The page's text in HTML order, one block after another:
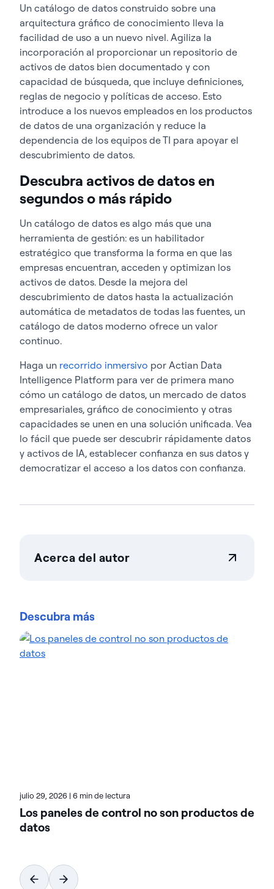
Un catálogo de datos construido sobre una
arquitectura gráfico de conocimiento lleva la
facilidad de uso a un nuevo nivel. Agiliza la
incorporación al proporcionar un repositorio de
activos de datos bien documentado y con
capacidad de búsqueda, que incluye definiciones,
reglas de negocio y políticas de acceso. Esto
introduce a los nuevos empleados en los productos
de datos de una organización y reduce la
dependencia de los equipos de TI para apoyar el
descubrimiento de datos.
Descubra activos de datos en
segundos o más rápido
Un catálogo de datos es algo más que una
herramienta de gestión: es un habilitador
estratégico que transforma la forma en que las
empresas encuentran, acceden y optimizan los
activos de datos. Desde la mejora del
descubrimiento de datos hasta la actualización
automática de metadatos de todas las fuentes, un
catálogo de datos moderno ofrece un valor
continuo.
Haga un recorrido inmersivo por Actian Data
Intelligence Platform para ver de primera mano
cómo un catálogo de datos, un mercado de datos
empresariales, gráfico de conocimiento y otras
capacidades se unen en una solución unificada. Vea
lo fácil que puede ser descubrir rápidamente datos
y activos de IA, establecer confianza en sus datos y
democratizar el acceso a los datos con confianza.
Acerca del autor
producto de Actian. Anteriormente, ocupó puestos
producto en Talend y Formstack. Dee ha dedicado
el 100 % de su carrera a lanzar productos
Descubra más
julio 29, 2026 | 6 min de lectura
Los paneles de control no son productos de
datos